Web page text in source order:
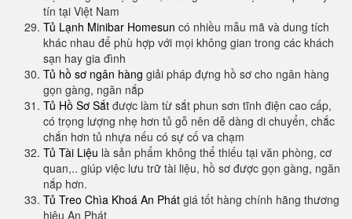
tín tại Việt Nam
Tủ Lạnh Minibar Homesun có nhiều mẫu mã và dung tích
khác nhau để phù hợp với mọi không gian trong các khách
sạn hay gia đình
Tủ hồ sơ ngân hàng giải pháp đựng hồ sơ cho ngân hàng
gọn gàng, ngăn nắp
Tủ Hồ Sơ Sắt được làm từ sắt phun sơn tĩnh điện cao cấp,
có trọng lượng nhẹ hơn tủ gỗ nên dễ dàng di chuyển, chắc
chắn hơn tủ nhựa nếu có sự cố va chạm
Tủ Tài Liệu là sản phẩm không thể thiếu tại văn phòng, cơ
quan,.. giúp việc lưu trữ tài liệu, hồ sơ được gọn gàng, ngăn
nắp hơn.
Tủ Treo Chìa Khoá An Phát giá tốt hàng chính hãng thương
hiệu An Phát